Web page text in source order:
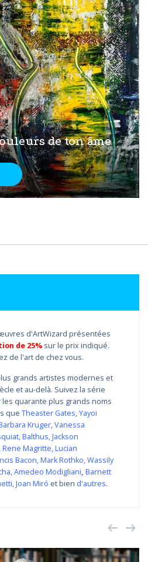
de ton âme
d'ArtWizard présentées
de 25% sur le prix indiqué.
de l'art de chez vous.
grands artistes modernes et
et au-delà. Suivez la série
quarante plus grands noms
que Theaster Gates,Yayoi
Kruger,Vanessa
,Balthus,Jackson
,Rene Magritte,Lucian
Bacon,Mark Rothko,Wassily
,Amedeo Modigliani, Barnett
,Joan Miró et bien d'autres.